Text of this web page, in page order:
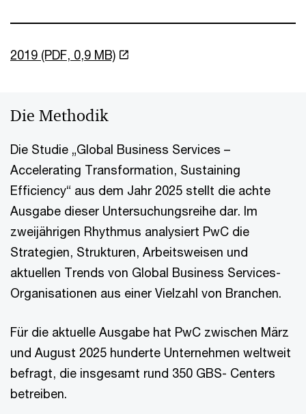
2019 (PDF, 0,9 MB)
Die Methodik
Die Studie „Global Business Services –
Accelerating Transformation, Sustaining
Efficiency“ aus dem Jahr 2025 stellt die achte
Ausgabe dieser Untersuchungsreihe dar. Im
zweijährigen Rhythmus analysiert PwC die
Strategien, Strukturen, Arbeitsweisen und
aktuellen Trends von Global Business Services-
Organisationen aus einer Vielzahl von Branchen.
Für die aktuelle Ausgabe hat PwC zwischen März
und August 2025 hunderte Unternehmen weltweit
befragt, die insgesamt rund 350 GBS- Centers
betreiben.